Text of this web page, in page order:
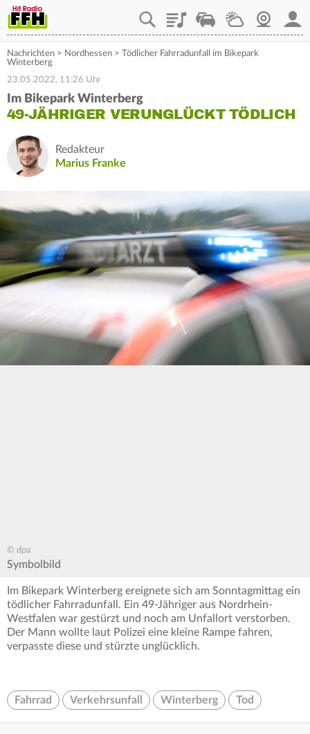
PlaylistStaupilotWetterWebcam
Nachrichten > Nordhessen > Tödlicher Fahrradunfall im Bikepark
Winterberg
23.05.2022, 11:26 Uhr
Im Bikepark Winterberg
49-JÄHRIGER VERUNGLÜCKT TÖDLICH
Redakteur
Marius Franke
© dpa
Symbolbild
Im Bikepark Winterberg ereignete sich am Sonntagmittag ein
tödlicher Fahrradunfall. Ein 49-Jähriger aus Nordrhein-
Westfalen war gestürzt und noch am Unfallort verstorben.
Der Mann wollte laut Polizei eine kleine Rampe fahren,
verpasste diese und stürzte unglücklich.
Fahrrad Verkehrsunfall Winterberg Tod